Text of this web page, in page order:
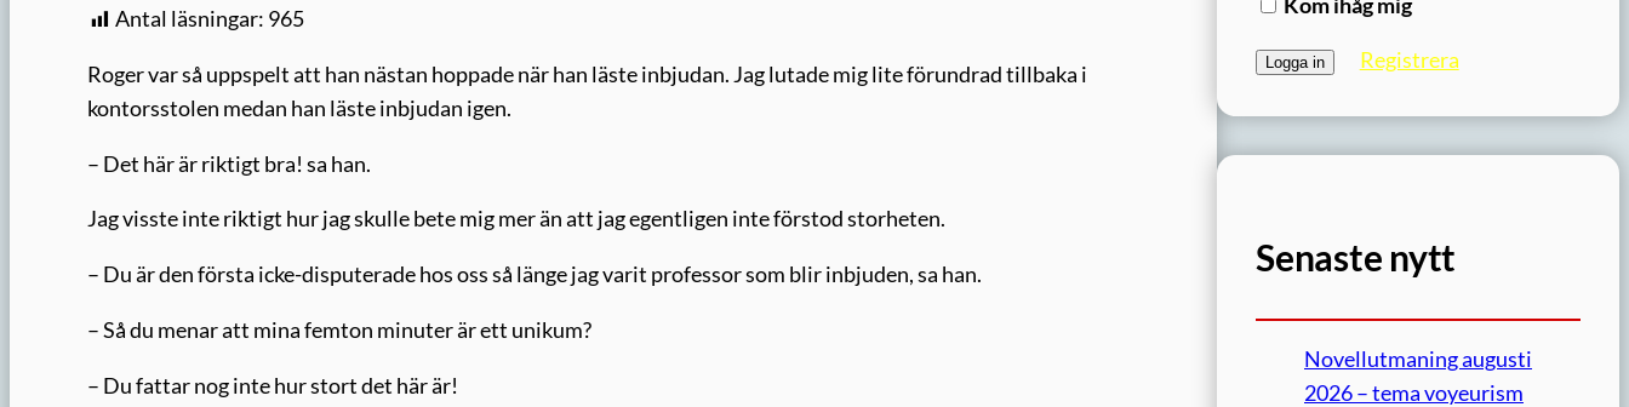
Antal läsningar: 965
Roger var så uppspelt att han nästan hoppade när han läste inbjudan. Jag lutade mig lite förundrad tillbaka i
kontorsstolen medan han läste inbjudan igen.
– Det här är riktigt bra! sa han.
Jag visste inte riktigt hur jag skulle bete mig mer än att jag egentligen inte förstod storheten.
– Du är den första icke-disputerade hos oss så länge jag varit professor som blir inbjuden, sa han.
– Så du menar att mina femton minuter är ett unikum?
– Du fattar nog inte hur stort det här är!
Kom ihåg mig
Registrera
Senaste nytt
Novellutmaning augusti
2026 – tema voyeurism